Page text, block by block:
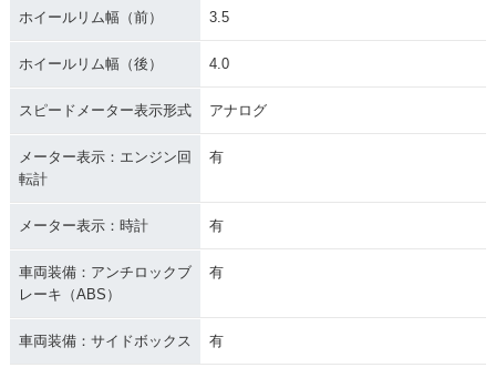
ホイールリム幅（前） 3.5
ホイールリム幅（後） 4.0
スピードメーター表示形式 アナログ
メーター表示：エンジン回
転計
有
メーター表示：時計 有
車両装備：アンチロックブ
レーキ（ABS）
有
車両装備：サイドボックス 有